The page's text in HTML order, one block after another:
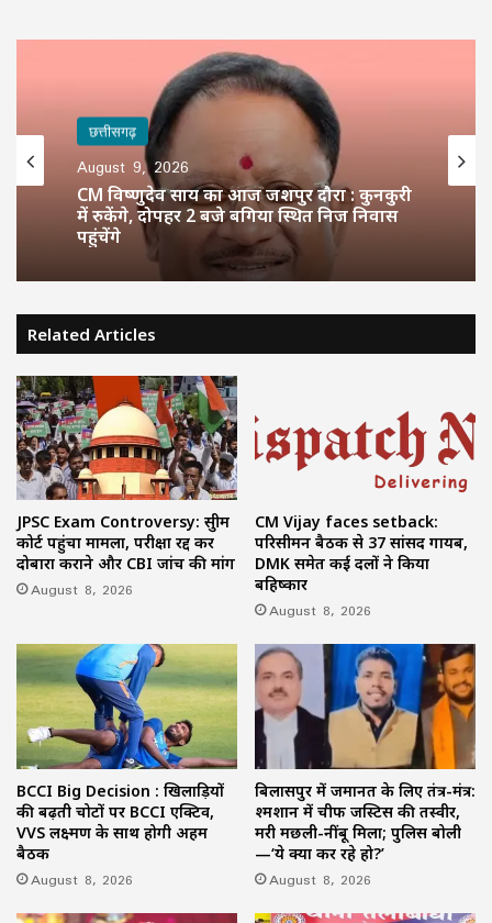
छत्तीसगढ़
August 9, 2026
CM विष्णुदेव साय का आज जशपुर दौरा : कुनकुरी
में रुकेंगे, दोपहर 2 बजे बगिया स्थित निज निवास
पहुंचेंगे
Related Articles
JPSC Exam Controversy: सुप्रीम
कोर्ट पहुंचा मामला, परीक्षा रद्द कर
दोबारा कराने और CBI जांच की मांग
August 8, 2026
CM Vijay faces setback:
परिसीमन बैठक से 37 सांसद गायब,
DMK समेत कई दलों ने किया
बहिष्कार
August 8, 2026
BCCI Big Decision : खिलाड़ियों
की बढ़ती चोटों पर BCCI एक्टिव,
VVS लक्ष्मण के साथ होगी अहम
बैठक
August 8, 2026
बिलासपुर में जमानत के लिए तंत्र-मंत्र:
श्मशान में चीफ जस्टिस की तस्वीर,
मरी मछली-नींबू मिला; पुलिस बोली
—‘ये क्या कर रहे हो?’
August 8, 2026